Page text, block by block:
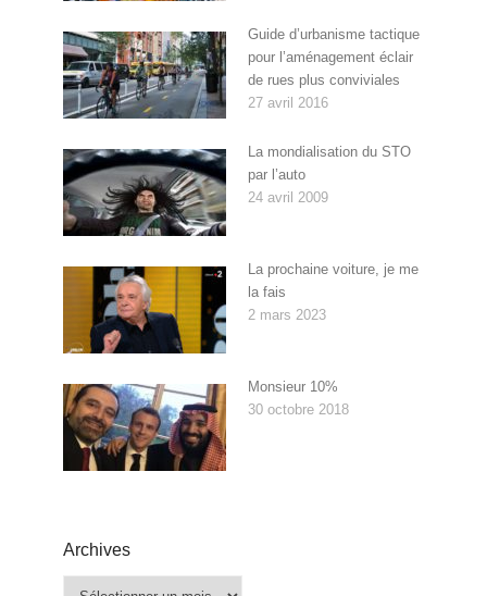
Guide d’urbanisme tactique
pour l’aménagement éclair
de rues plus conviviales
27 avril 2016
La mondialisation du STO
par l’auto
24 avril 2009
La prochaine voiture, je me
la fais
2 mars 2023
Monsieur 10%
30 octobre 2018
Archives
Archives